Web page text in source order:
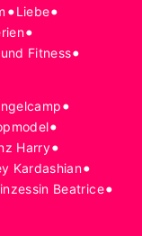
•Liebe•
•
Fitness•
•
•
Harry•
Kardashian•
Beatrice•